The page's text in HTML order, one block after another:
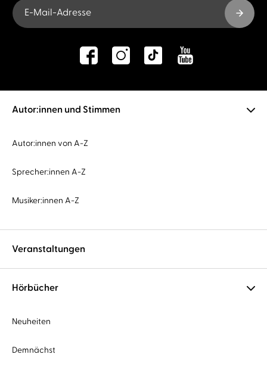
E-Mail-Adresse
Autor:innen und Stimmen
Autor:innen von A-Z
Sprecher:innen A-Z
Musiker:innen A-Z
Veranstaltungen
Hörbücher
Neuheiten
Demnächst